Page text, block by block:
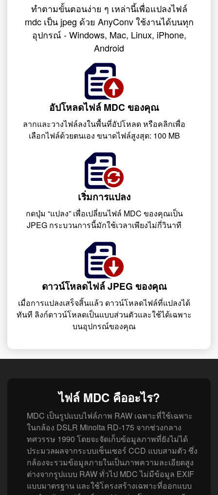
ทำตามขั้นตอนง่าย ๆ เหล่านี้เพื่อแปลงไฟล์
mdc เป็น jpeg ด้วย AnyConv ใช้งานได้บนทุก
อุปกรณ์ - Windows, Mac, Linux, iPhone,
Android
อัปโหลดไฟล์ MDC ของคุณ
ลากและวางไฟล์ลงในพื้นที่อัปโหลด หรือคลิกเพื่อ
เลือกไฟล์ด้วยตนเอง ขนาดไฟล์สูงสุด: 100 MB
เริ่มการแปลง
กดปุ่ม “แปลง” เพื่อเปลี่ยนไฟล์ MDC ของคุณเป็น
JPEG กระบวนการนี้มักใช้เวลาเพียงไม่กี่วินาที
ดาวน์โหลดไฟล์ JPEG ของคุณ
เมื่อการแปลงเสร็จสิ้นแล้ว ดาวน์โหลดไฟล์ที่แปลงได้
ทันที ลิงก์ดาวน์โหลดเป็นแบบส่วนตัวและใช้ได้เฉพาะ
บนอุปกรณ์ของคุณ
ไฟล์ MDC คืออะไร?
MDC เป็นรูปแบบไฟล์ภาพ RAW เฉพาะที่ใช้เฉพาะ
ในกล้อง DSLR Minolta RD‑175 จากช่วงกลาง
ทศวรรษ 1990 โดยจะจัดเก็บข้อมูลภาพที่ยังไม่ได้
ประมวลผลจากระบบเซ็นเซอร์ CCD แบบสามตัว ซึ่ง
กล้องจะรวมข้อมูลภายในเป็นภาพความละเอียดสูง
ต่างจากรูปแบบ RAW ทั่วไป MDC ไม่มีข้อมูล EXIF
แบบมาตรฐาน และใช้โครงสร้างเฉพาะที่ออกแบบ